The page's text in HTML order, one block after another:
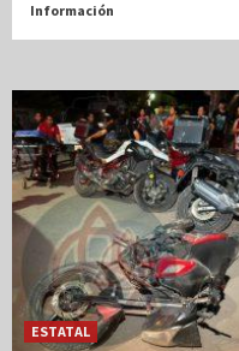
Información
ESTATAL